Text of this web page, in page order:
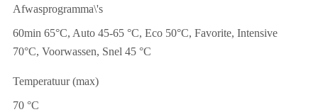
Afwasprogramma\'s
60min 65°C, Auto 45-65 °C, Eco 50°C, Favorite, Intensive
70°C, Voorwassen, Snel 45 °C
Temperatuur (max)
70 °C